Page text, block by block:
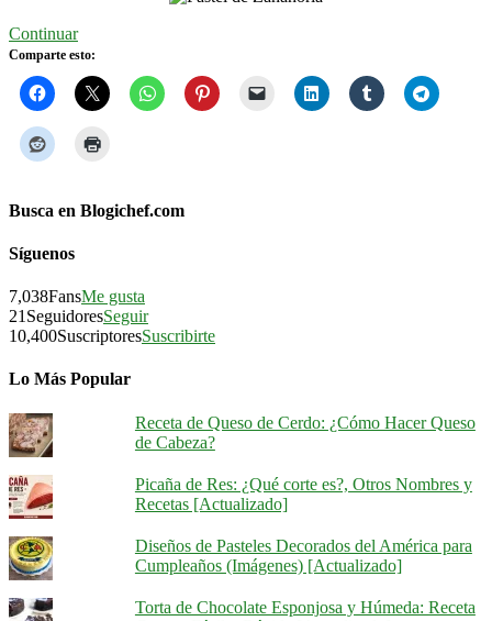
Continuar
Comparte esto:
Busca en Blogichef.com
Síguenos
7,038FansMe gusta
21 SeguidoresSeguir
10,400SuscriptoresSuscribirte
Lo Más Popular
Receta de Queso de Cerdo: ¿Cómo Hacer Queso
de Cabeza?
Picaña de Res: ¿Qué corte es?, Otros Nombres y
Recetas [Actualizado]
Diseños de Pasteles Decorados del América para
Cumpleaños (Imágenes) [Actualizado]
Torta de Chocolate Esponjosa y Húmeda: Receta